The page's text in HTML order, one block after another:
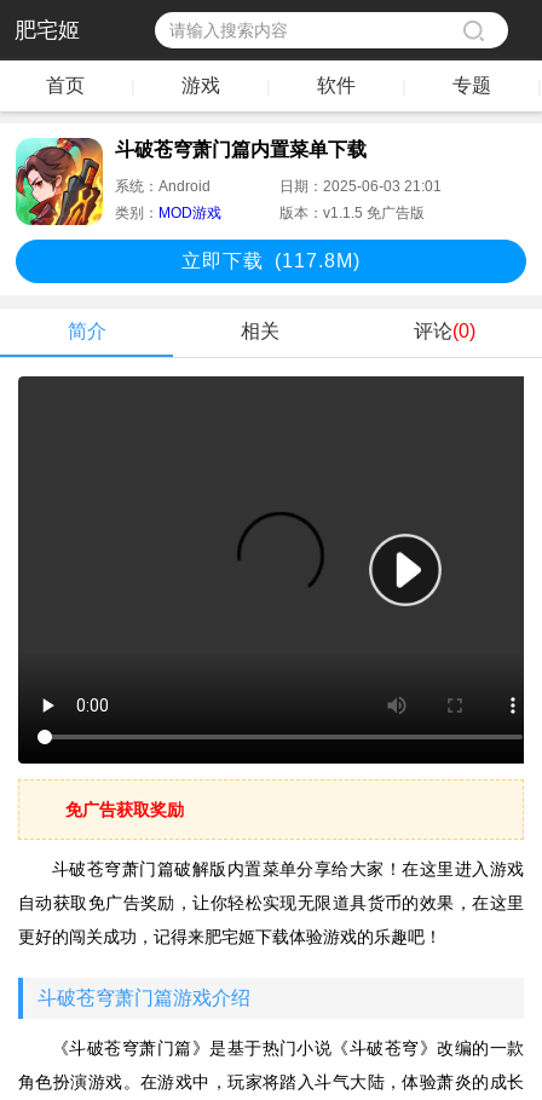
肥宅姬
首页 游戏 软件 专题
斗破苍穹萧门篇内置菜单下载
系统：Android 日期：2025-06-03 21:01
类别： MOD游戏 版本：v1.1.5 免广告版
立即下载 (117.8M)
简介 相关 评论(0)
免广告获取奖励
斗破苍穹萧门篇破解版内置菜单分享给大家！在这里进入游戏
自动获取免广告奖励，让你轻松实现无限道具货币的效果，在这里
更好的闯关成功，记得来肥宅姬下载体验游戏的乐趣吧！
斗破苍穹萧门篇游戏介绍
《斗破苍穹萧门篇》是基于热门小说《斗破苍穹》改编的一款
角色扮演游戏。在游戏中，玩家将踏入斗气大陆，体验萧炎的成长